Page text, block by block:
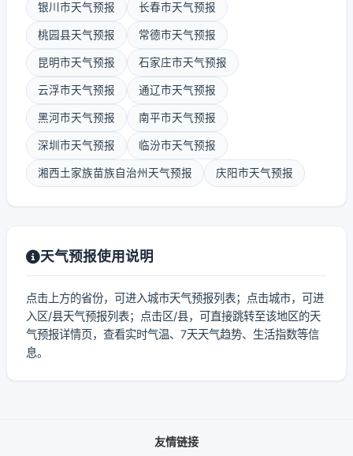
银川市天气预报 长春市天气预报
桃园县天气预报 常德市天气预报
昆明市天气预报 石家庄市天气预报
云浮市天气预报 通辽市天气预报
黑河市天气预报 南平市天气预报
深圳市天气预报 临汾市天气预报
湘西土家族苗族自治州天气预报 庆阳市天气预报
天气预报使用说明
点击上方的省份，可进入城市天气预报列表；点击城市，可进
入区/县天气预报列表；点击区/县，可直接跳转至该地区的天
气预报详情页，查看实时气温、7天天气趋势、生活指数等信
息。
友情链接